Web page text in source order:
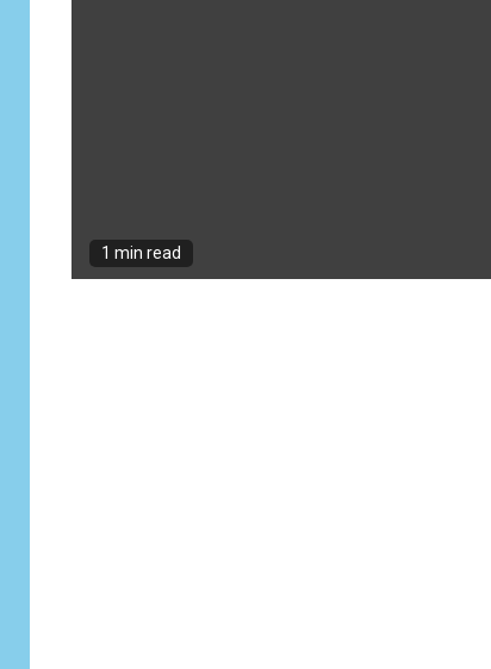
1 min read